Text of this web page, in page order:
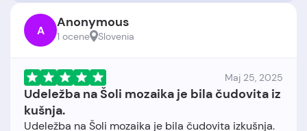
A Anonymous
1 ocene Slovenia
Maj 25, 2025
Udeležba na Šoli mozaika je bila čudovita iz
kušnja.
Udeležba na Šoli mozaika je bila čudovita izkušnja.